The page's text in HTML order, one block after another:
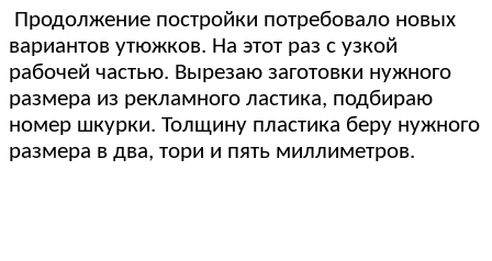
Продолжение постройки потребовало новых
вариантов утюжков. На этот раз с узкой
рабочей частью. Вырезаю заготовки нужного
размера из рекламного ластика, подбираю
номер шкурки. Толщину пластика беру нужного
размера в два, тори и пять миллиметров.